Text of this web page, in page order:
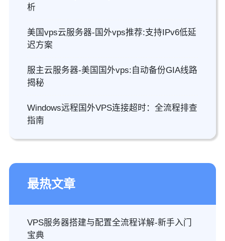
析
美国vps云服务器-国外vps推荐:支持IPv6低延
迟方案
服主云服务器-美国国外vps:自动备份GIA线路
揭秘
Windows远程国外VPS连接超时：全流程排查
指南
最热文章
VPS服务器搭建与配置全流程详解-新手入门
宝典